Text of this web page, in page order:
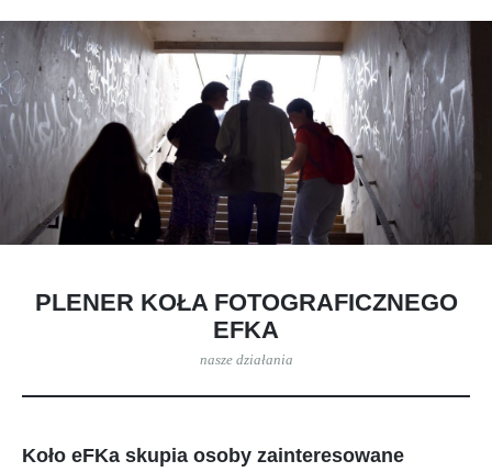
PLENER KOŁA FOTOGRAFICZNEGO
EFKA
nasze działania
Koło eFKa skupia osoby zainteresowane